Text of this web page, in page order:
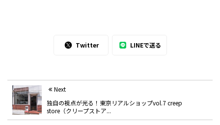
Twitter LINEで送る
Next
独自の視点が光る！東京リアルショップvol.7 creep
store（クリープストア...